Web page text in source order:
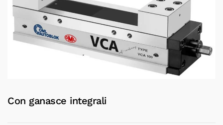
Con ganasce integrali